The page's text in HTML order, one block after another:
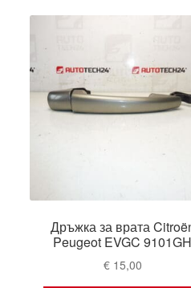
Дръжка за врата
Peugeot EVGC 9101GH
€15,00